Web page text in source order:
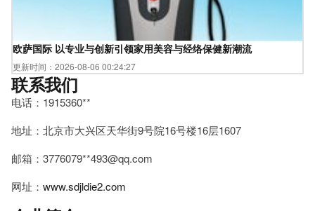
欧萨国际 以专业与创新引领家用美容与经络保健新潮流
更新时间：2026-08-06 00:24:27
联系我们
电话：1915360**
地址：北京市大兴区天华街9号院16号楼16层1607
邮箱：3776079**493@qq.com
网址： www.sdjldie2.com